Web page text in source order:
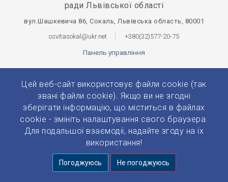
Цей веб-сайт використовує файли cookie (так
звані файли cookie). Якщо ви не згодні
зберігати інформацію, що міститься в файлах
cookie - змініть налаштування свого браузера.
Для подальшої взаємодії, надайте згоду на їх
використання!
Погоджуюсь Не погоджуюсь
ради Львівської області
вул.Шашкевича 86, Сокаль, Львівська область, 80001
osvitasokal@ukr.net
+380(32)577-20-75
Панель управління
© 2026 Усі права захищено.
Розробка та підтримка:
Prytulko